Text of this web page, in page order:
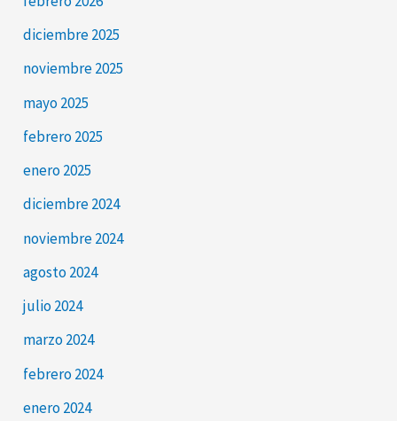
diciembre 2025
noviembre 2025
mayo 2025
febrero 2025
enero 2025
diciembre 2024
noviembre 2024
agosto 2024
julio 2024
marzo 2024
febrero 2024
enero 2024